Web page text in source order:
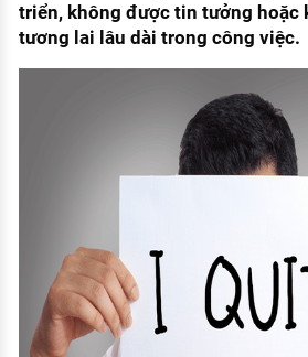
triển, không được tin tưởng hoặc
tương lai lâu dài trong công việc.